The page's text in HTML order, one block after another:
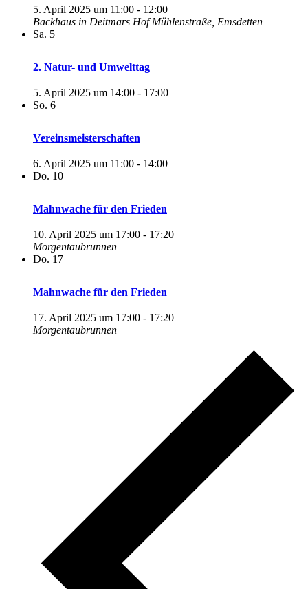
5. April 2025 um 11:00 - 12:00
Backhaus in Deitmars HofMühlenstraße, Emsdetten
Sa. 5
2. Natur- und Umwelttag
5. April 2025 um 14:00 - 17:00
So. 6
Vereinsmeisterschaften
6. April 2025 um 11:00 - 14:00
Do. 10
Mahnwache für den Frieden
10. April 2025 um 17:00 - 17:20
Morgentaubrunnen
Do. 17
Mahnwache für den Frieden
17. April 2025 um 17:00 - 17:20
Morgentaubrunnen